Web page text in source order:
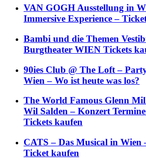
VAN GOGH Ausstellung in
Immersive Experience –
Bambi und die Themen
Burgtheater WIEN Tickets
90ies Club @ The Loft –
Wien – Wo ist heute was los?
The World Famous Glenn
Wil Salden – Konzert
Tickets kaufen
CATS – Das Musical in Wien
Ticket kaufen